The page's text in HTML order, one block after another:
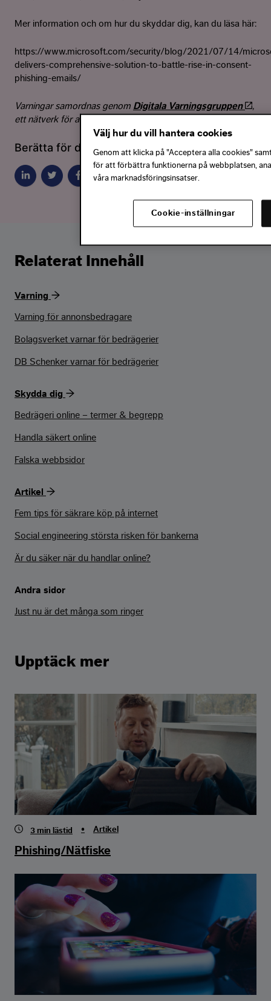
Mer information och om hur du skyddar dig, kan du läsa här:
https://www.microsoft.com/security/blog/2021/07/14/
delivers-comprehensive-solution-to-battle-rise-in-consent-
phishing-emails/
Varningar samordnas genom Digitala Varningsgruppen
,
ett nätverk för att minska risken för digitala brott.
Berätta för dina vänner innan de blir lurade:
Relaterat Innehåll
Varning
Varning för annonsbedragare
Bolagsverket varnar för bedrägerier
DB Schenker varnar för bedrägerier
Skydda dig
Bedrägeri online – termer & begrepp
Handla säkert online
Falska webbsidor
Artikel
Fem tips för säkrare köp på internet
Social engineering största risken för bankerna
Är du säker när du handlar online?
Andra sidor
Just nu är det många som ringer
Upptäck mer
3 min lästid • Artikel
Phishing/Nätfiske
Välj hur du vill hantera cookies
Genom att klicka på "Acceptera alla cookies"
för att förbättra funktionerna på webbplatsen,
våra marknadsföringsinsatser.
Cookie-inställningar